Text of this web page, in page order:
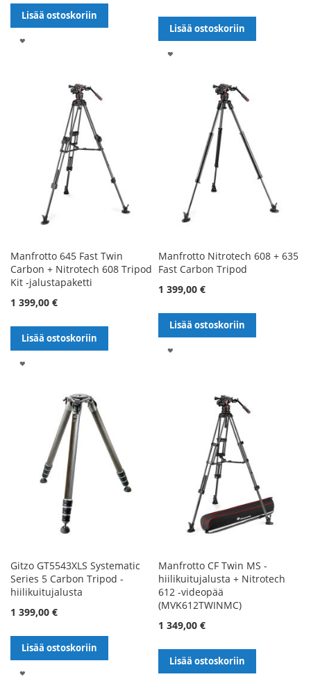
Lisää ostoskoriin
Lisää ostoskoriin
Manfrotto 645 Fast Twin
Carbon + Nitrotech 608 Tripod
Kit -jalustapaketti
1 399,00 €
Lisää ostoskoriin
Manfrotto Nitrotech 608 + 635
Fast Carbon Tripod
1 399,00 €
Lisää ostoskoriin
Gitzo GT5543XLS Systematic
Series 5 Carbon Tripod -
hiilikuitujalusta
1 399,00 €
Lisää ostoskoriin
Manfrotto CF Twin MS -
hiilikuitujalusta + Nitrotech
612 -videopää
(MVK612TWINMC)
1 349,00 €
Lisää ostoskoriin